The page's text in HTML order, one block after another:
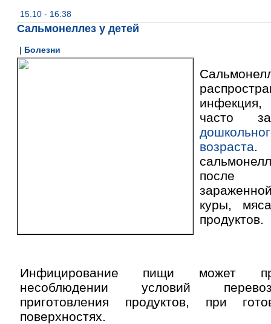
15.10 - 16:38
Сальмонеллез у детей
| Болезни
часто
возраста.
после
куры,
продуктов.
Инфицирование пищи может
несоблюдении условий
приготовления продуктов, при
поверхностях.